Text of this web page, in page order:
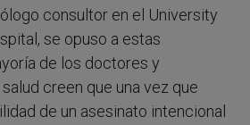
consultor en el University
se opuso a estas
de los doctores y
creen que una vez que
de un asesinato intencional